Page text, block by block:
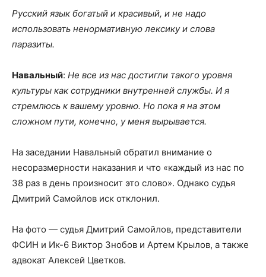
Русский язык богатый и красивый, и не надо
использовать ненормативную лексику и слова
паразиты.
Навальный: Не все из нас достигли такого уровня
культуры как сотрудники внутренней службы. И я
стремлюсь к вашему уровню. Но пока я на этом
сложном пути, конечно, у меня вырывается.
На заседании Навальный обратил внимание о
несоразмерности наказания и что «каждый из нас по
38 раз в день произносит это слово». Однако судья
Дмитрий Самойлов иск отклонил.
На фото — судья Дмитрий Самойлов, представители
ФСИН и Ик-6 Виктор Знобов и Артем Крылов, а также
адвокат Алексей Цветков.